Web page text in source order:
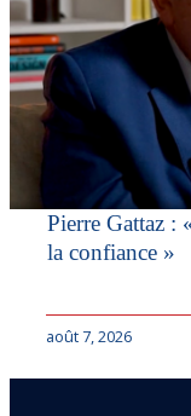
Pierre Gattaz :
la confiance »
août 7, 2026